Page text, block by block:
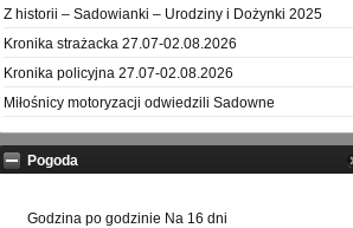
Z historii – Sadowianki – Urodziny i Dożynki 2025
Kronika strażacka 27.07-02.08.2026
Kronika policyjna 27.07-02.08.2026
Miłośnicy motoryzacji odwiedzili Sadowne
Pogoda
Godzina po godzinie Na 16 dni